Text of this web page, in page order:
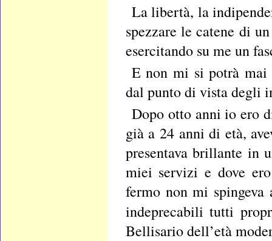
La libertà, la
spezzare le catene di
esercitando su me un
E non mi si potrà mai
dal punto di vista degli
Dopo otto anni io ero
già a 24 anni di età,
presentava brillante in
miei servizi e dove ero
fermo non mi
indeprecabili tutti
Bellisario dell’età